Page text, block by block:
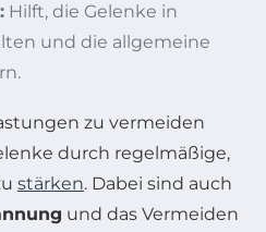
Hilft, die Gelenke in
und die allgemeine
zu vermeiden
durch regelmäßige,
stärken. Dabei sind auch
und das Vermeiden